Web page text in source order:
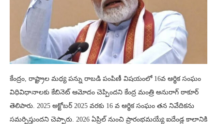
కేంద్రం, రాష్ట్రాల మధ్య పన్ను రాబడి పంపిణీ విషయంలో 16వ ఆర్థిక సంఘం
విధివిధానాలకు కేబినెట్ ఆమోదం చెప్పిందని కేంద్ర మంత్రి అనురాగ్ ఠాకూర్
తెలిపారు. 2025 అక్టోబర్ 2025 వరకు 16 వ ఆర్థిక సంఘం తన నివేదికను
సమర్పిస్తుందని చెప్పారు. 2026 ఏప్రిల్ నుంచి ప్రారంభమయ్యే ఐదేండ్ల కాలానికి